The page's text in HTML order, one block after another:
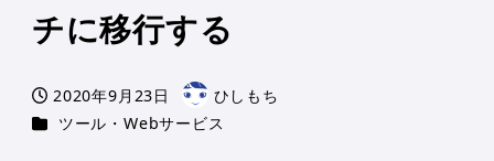
チに移行する
投稿日
2020年9月23日
著
者
ひしもち
カテゴリー
ツール・Webサービス